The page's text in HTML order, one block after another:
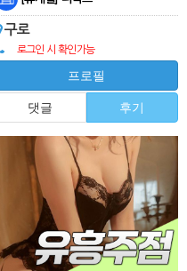
구로
로그인 시 확인가능
프로필
댓글 후기